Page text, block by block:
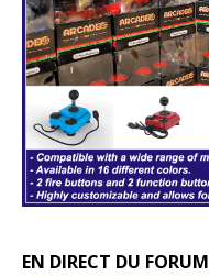
EN DIRECT DU FORUM